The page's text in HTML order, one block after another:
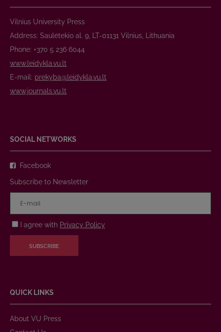
Vilnius University Press
Address: Saulėtekio al. 9, LT-01131 Vilnius, Lithuania
Phone: +370 5 236 6044
www.leidykla.vu.lt
E-mail: prekyba@leidykla.vu.lt
www.journals.vu.lt
SOCIAL NETWORKS
Facebook
Subscribe to Newsletter
I agree with Privacy Policy
SUBSCRIBE
QUICK LINKS
About VU Press